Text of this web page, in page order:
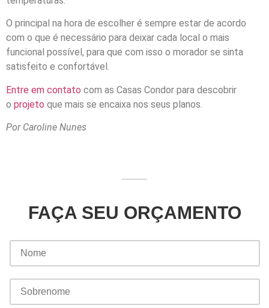
O principal na hora de escolher é sempre estar de acordo
com o que é necessário para deixar cada local o mais
funcional possível, para que com isso o morador se sinta
satisfeito e confortável.
Entre em contato com as Casas Condor para descobrir
o projeto que mais se encaixa nos seus planos.
Por Caroline Nunes
FAÇA SEU ORÇAMENTO